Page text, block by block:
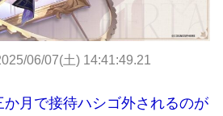
06/07(土) 14:41:49.21
月で接待ハシゴ外されるのが